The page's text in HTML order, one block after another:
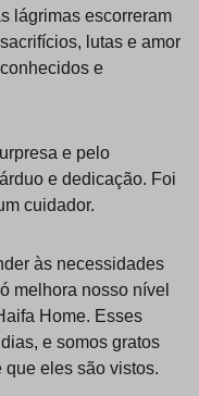
lágrimas escorreram
lutas e amor
e
e pelo
e dedicação. Foi
cuidador.
às necessidades
melhora nosso nível
Home. Esses
e somos gratos
eles são vistos.